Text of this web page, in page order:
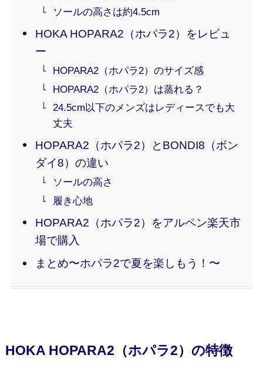
ソールの高さは約4.5cm
HOKA HOPARA2（ホパラ2）をレビュ
ー
HOPARA2（ホパラ2）のサイズ感
HOPARA2（ホパラ2）は蒸れる？
24.5cm以下のメンズはレディースでも大
丈夫
HOPARA2（ホパラ2）とBONDI8（ボン
ダイ8）の違い
ソールの高さ
履き心地
HOPARA2（ホパラ2）をアルペン楽天市
場で購入
まとめ〜ホパラ2で夏を楽しもう！〜
HOKA HOPARA2（ホパラ2）の特徴